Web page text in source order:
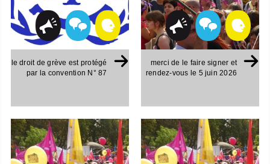
le droit de grève est protégé
par la convention N° 87
merci de le faire signer et
rendez-vous le 5 juin 2026